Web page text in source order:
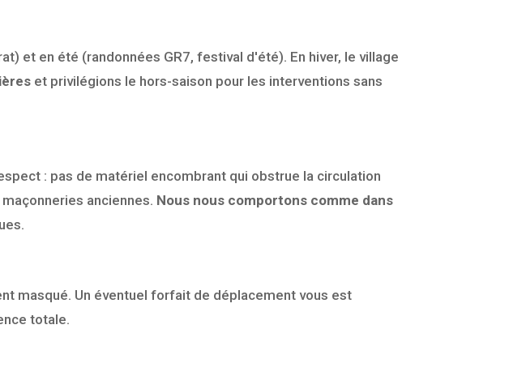
et en été (randonnées GR7, festival d'été). En hiver, le village
et privilégions le hors-saison pour les interventions sans
: pas de matériel encombrant qui obstrue la circulation
anciennes. Nous nous comportons comme dans
masqué. Un éventuel forfait de déplacement vous est
totale.